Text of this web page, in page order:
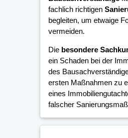
fachlich richtigen
begleiten, um etwaige
vermeiden.
Die besondere
ein Schaden bei der
des
ersten Maßnahmen zu
eines
falscher